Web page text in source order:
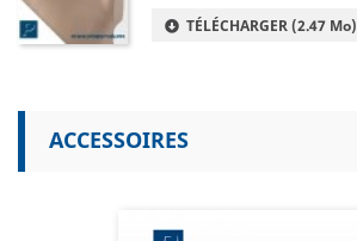
TÉLÉCHARGER (2.47 Mo)
ACCESSOIRES